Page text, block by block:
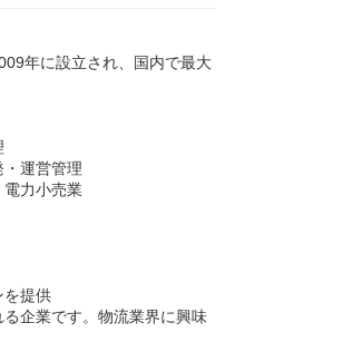
年に設立され、国内で最大
・運営管理
電力小売業
を提供
企業です。物流業界に興味